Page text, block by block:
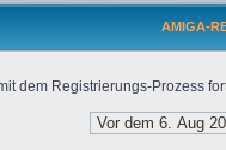
AMIGA-
dem Registrierungs-Prozess